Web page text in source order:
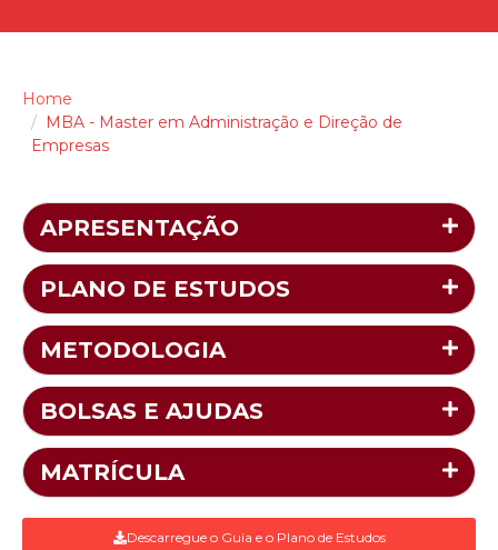
Home
MBA - Master em Administração e Direção de
Empresas
APRESENTAÇÃO
PLANO DE ESTUDOS
METODOLOGIA
BOLSAS E AJUDAS
MATRÍCULA
Descarregue o Guia e o Plano de Estudos